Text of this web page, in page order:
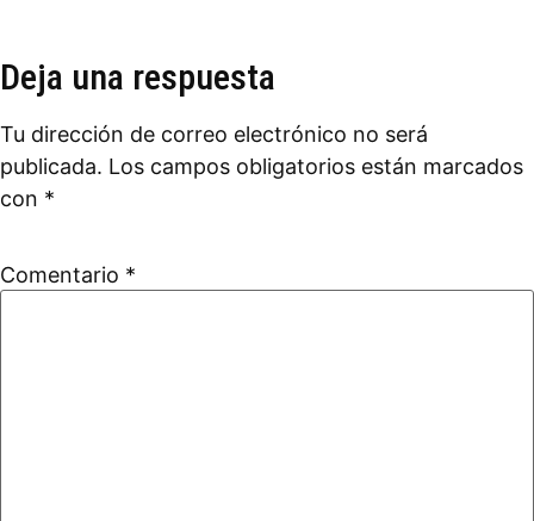
Deja una respuesta
Tu dirección de correo electrónico no será
publicada. Los campos obligatorios están marcados
con *
Comentario *